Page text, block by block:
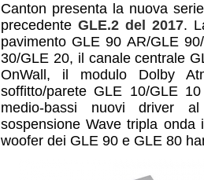
Canton presenta la nuova
precedente GLE.2 del 2017.
pavimento GLE 90 AR/GLE
30/GLE 20, il canale centrale
OnWall, il modulo Dolby
soffitto/parete GLE 10/GLE
medio-bassi nuovi driver
sospensione Wave tripla
woofer dei GLE 90 e GLE 80